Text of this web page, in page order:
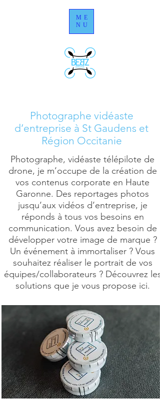
ME
NU
Photographe vidéaste
d’entreprise à St Gaudens et
Région Occitanie
Photographe, vidéaste télépilote de
drone, je m’occupe de la création de
vos contenus corporate en Haute
Garonne. Des reportages photos
jusqu’aux vidéos d’entreprise, je
réponds à tous vos besoins en
communication. Vous avez besoin de
développer votre image de marque ?
Un événement à immortaliser ? Vous
souhaitez réaliser le portrait de vos
équipes/collaborateurs ? Découvrez les
solutions que je vous propose ici.